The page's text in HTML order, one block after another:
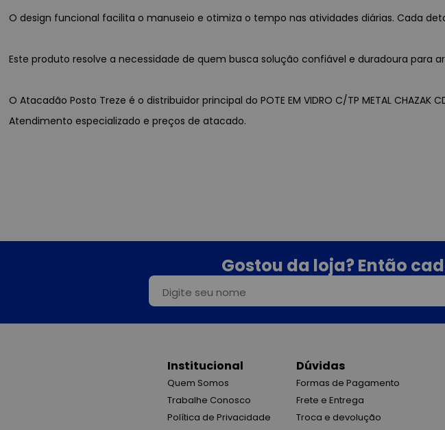
O design funcional facilita o manuseio e otimiza o tempo nas atividades diárias. Cada
Este produto resolve a necessidade de quem busca solução confiável e duradoura para
O Atacadão Posto Treze é o distribuidor principal do POTE EM VIDRO C/TP METAL
Atendimento especializado e preços de atacado.
Gostou da loja? Então
Institucional
Quem Somos
Trabalhe Conosco
Política de Privacidade
Dúvidas
Formas de Pagamento
Frete e Entrega
Troca e devolução